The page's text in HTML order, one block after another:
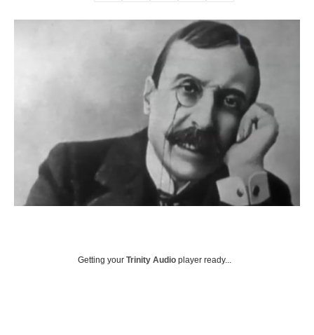
Getting your Trinity Audio player ready...